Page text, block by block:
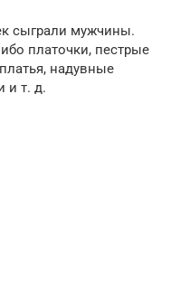
сыграли мужчины.
платочки, пестрые
надувные
и т. д.